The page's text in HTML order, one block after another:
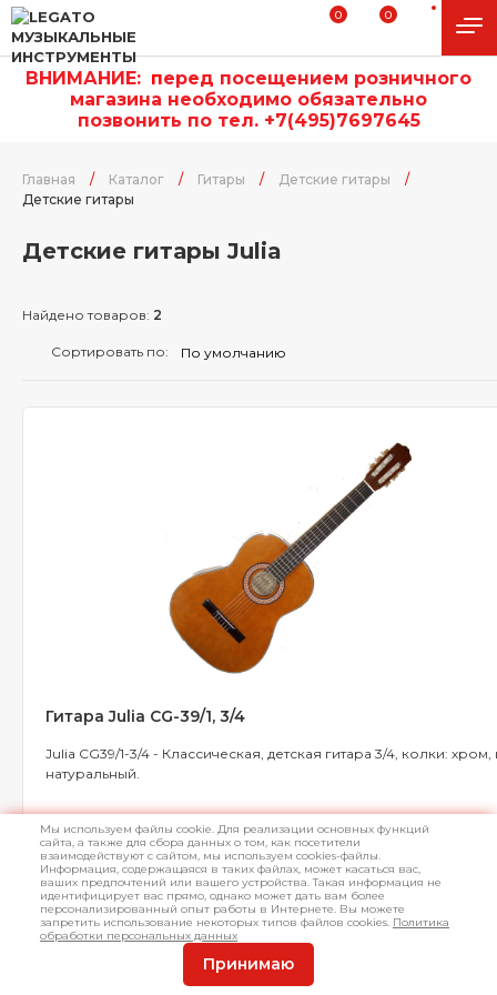
0 0
ВНИМАНИЕ: перед посещением розничного
магазина необходимо обязательно
позвонить по тел. +7(495)7697645
Главная / Каталог / Гитары / Детские гитары
/
Детские гитары
Детские гитары Julia
Найдено товаров: 2
Сортировать по:
Гитара Julia CG-39/1, 3/4
Julia CG39/1-3/4 - Классическая, детская гитара 3/4, колки: хром,
натуральный.
Арт.L001386 Нет в
Мы используем файлы cookie. Для реализации основных функций
сайта, а также для сбора данных о том, как посетители
взаимодействуют с сайтом, мы используем cookies-файлы.
Информация, содержащаяся в таких файлах, может касаться вас,
ваших предпочтений или вашего устройства. Такая информация не
идентифицирует вас прямо, однако может дать вам более
персонализированный опыт работы в Интернете. Вы можете
запретить использование некоторых типов файлов cookies. Политика
обработки персональных данных
Принимаю